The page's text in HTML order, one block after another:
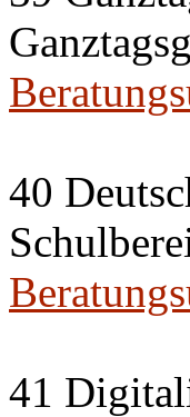
40
41